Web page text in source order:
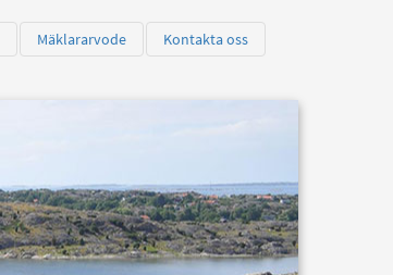
Mäklararvode Kontakta oss